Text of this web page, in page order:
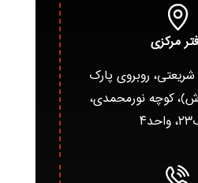
مرکزی
شریعتی، روبروی پارک
کوچه نورمحمدی،